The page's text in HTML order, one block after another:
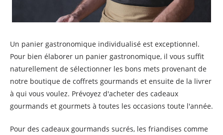
Un panier gastronomique individualisé est exceptionnel.
Pour bien élaborer un panier gastronomique, il vous suffit
naturellement de sélectionner les bons mets provenant de
notre boutique de coffrets gourmands et ensuite de la livrer
à qui vous voulez. Prévoyez d'acheter des cadeaux
gourmands et gourmets à toutes les occasions toute l'année.
Pour des cadeaux gourmands sucrés, les friandises comme